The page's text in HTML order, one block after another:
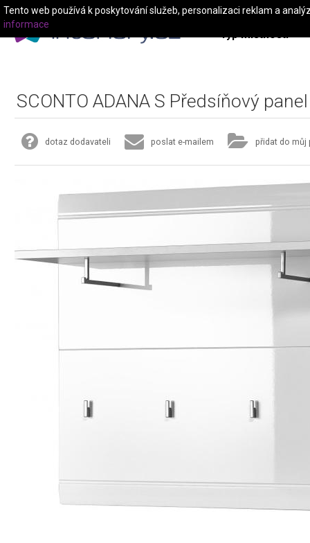
Typ místnosti
SCONTO ADANA S Předsíňový panel
dotaz dodavateli poslat e-mailem přidat do můj
Tento web používá k poskytování služeb, personalizaci reklam a
informace